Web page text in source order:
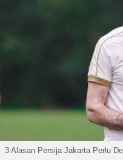
3 Alasan Persija Jakarta Perlu